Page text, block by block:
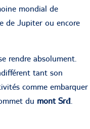
mondial de
de Jupiter ou encore
rendre absolument.
tant son
comme embarquer
du mont Srđ